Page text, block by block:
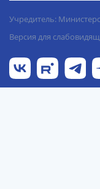
Учредитель:
Версия для